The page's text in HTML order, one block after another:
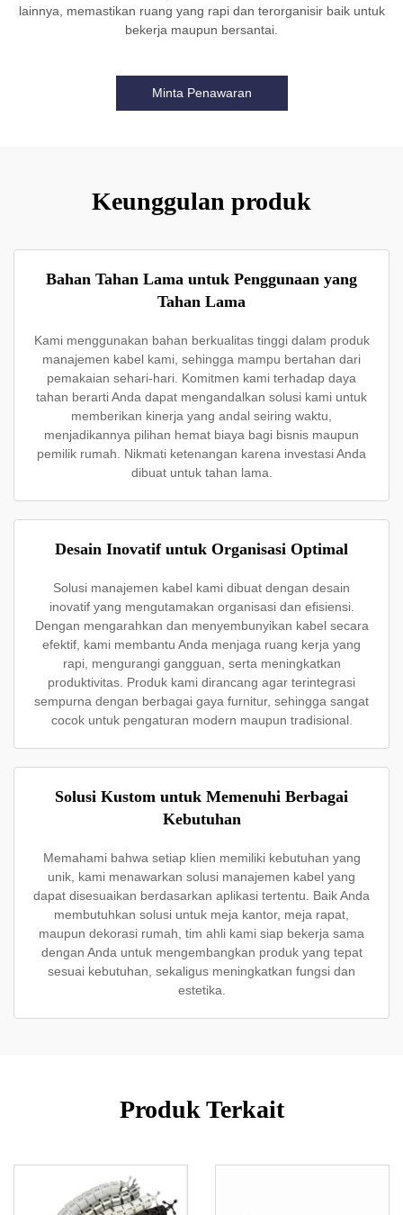
lainnya, memastikan ruang yang rapi dan terorganisir baik untuk
bekerja maupun bersantai.
Minta Penawaran
Keunggulan produk
Bahan Tahan Lama untuk Penggunaan yang
Tahan Lama
Kami menggunakan bahan berkualitas tinggi dalam produk
manajemen kabel kami, sehingga mampu bertahan dari
pemakaian sehari-hari. Komitmen kami terhadap daya
tahan berarti Anda dapat mengandalkan solusi kami untuk
memberikan kinerja yang andal seiring waktu,
menjadikannya pilihan hemat biaya bagi bisnis maupun
pemilik rumah. Nikmati ketenangan karena investasi Anda
dibuat untuk tahan lama.
Desain Inovatif untuk Organisasi Optimal
Solusi manajemen kabel kami dibuat dengan desain
inovatif yang mengutamakan organisasi dan efisiensi.
Dengan mengarahkan dan menyembunyikan kabel secara
efektif, kami membantu Anda menjaga ruang kerja yang
rapi, mengurangi gangguan, serta meningkatkan
produktivitas. Produk kami dirancang agar terintegrasi
sempurna dengan berbagai gaya furnitur, sehingga sangat
cocok untuk pengaturan modern maupun tradisional.
Solusi Kustom untuk Memenuhi Berbagai
Kebutuhan
Memahami bahwa setiap klien memiliki kebutuhan yang
unik, kami menawarkan solusi manajemen kabel yang
dapat disesuaikan berdasarkan aplikasi tertentu. Baik Anda
membutuhkan solusi untuk meja kantor, meja rapat,
maupun dekorasi rumah, tim ahli kami siap bekerja sama
dengan Anda untuk mengembangkan produk yang tepat
sesuai kebutuhan, sekaligus meningkatkan fungsi dan
estetika.
Produk Terkait